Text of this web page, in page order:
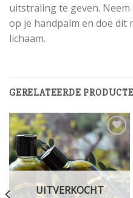
uitstraling te geven.
op je handpalm en doe dit
lichaam.
GERELATEERDE
Add to
wishlist
UITVERKOCHT